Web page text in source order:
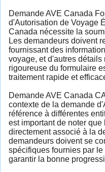
Demande AVE Canada
d'Autorisation de Voyage
Canada nécessite la
Les demandeurs doivent
fournissant des
voyage, et d'autres
rigoureuse du formulaire
traitement rapide et
Demande AVE Canada
contexte de la demande
référence à différentes
est important de noter
directement associé à la
demandeurs doivent se
spécifiques fournies par
garantir la bonne